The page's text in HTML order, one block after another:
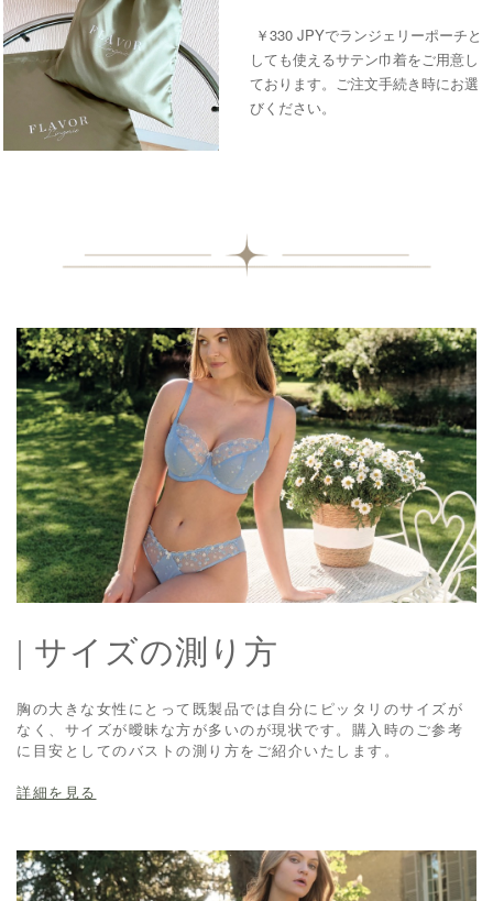
材
ウィング：ポリアミド59％、エラスタン41％
背
中
3段3列
意
画面上と実物では多少色具合が異なって見える場合もございま
す。ご了承ください。
￥330 JPYでランジェリーポーチと
しても使えるサテン巾着をご用意し
ております。ご注文手続き時にお選
びください。
| サイズの測り方
胸の大きな女性にとって既製品では自分にピッタリのサイズが
なく、サイズが曖昧な方が多いのが現状です。購入時のご参考
に目安としてのバストの測り方をご紹介いたします。
詳細を見る